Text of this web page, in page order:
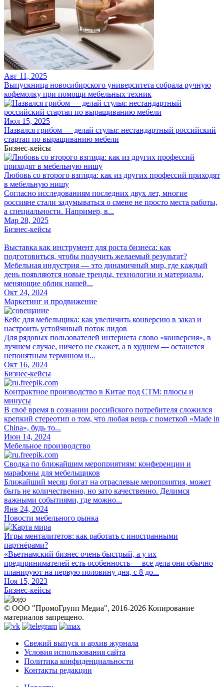
Авг 11, 2025
Выпускница новосибирского университета собрала ручную
кофемолку при помощи мебельных техник
Июл 15, 2025
Назвался грибом — делай стулья: нестандартный российский
стартап по выращиванию мебели
Бизнес-кейсы
Любовь со второго взгляда: как из других профессий приходят
в мебельную нишу
Согласно исследованиям последних двух лет, многие
россияне стали задумываться о смене не просто места работы,
а специальности. Например, в...
Мар 28, 2025
Бизнес-кейсы
Выставка как инструмент для роста бизнеса: как
подготовиться, чтобы получить желаемый результат?
Мебельная индустрия — это динамичный мир, где каждый
день появляются новые тренды, технологии и материалы,
меняющие облик нашей...
Окт 24, 2024
Маркетинг и продвижение
Кейс для мебельщика: как увеличить конверсию в заказ и
настроить устойчивый поток лидов
Для рядовых пользователей интернета слово «конверсия», в
лучшем случае, ничего не скажет, а в худшем — останется
непонятным термином и...
Окт 16, 2024
Бизнес-кейсы
Контрактное производство в Китае под СТМ: плюсы и
минусы
В своё время в сознании российского потребителя сложился
крепкий стереотип о том, что любая вещь с пометкой «Made in
China», будь то...
Июн 14, 2024
Мебельное производство
Сводка по ближайшим мероприятиям: конференции и
марафоны для мебельщиков
Ближайший месяц богат на отраслевые мероприятия, может
быть не количественно, но зато качественно. Делимся
важными событиями, где можно...
Янв 24, 2024
Новости мебельного рынка
Игры менталитетов: как работать с иностранными
партнёрами?
«Вьетнамский бизнес очень быстрый, а у их
предпринимателей есть особенность — все дела они обычно
планируют на первую половину дня, с 8 до...
Ноя 15, 2023
Бизнес-кейсы
© ООО "ПромоГрупп Медиа", 2016-2026 Копирование
материалов запрещено.
Свежий выпуск и архив журнала
Условия использования сайта
Политика конфиденциальности
Контакты редакции